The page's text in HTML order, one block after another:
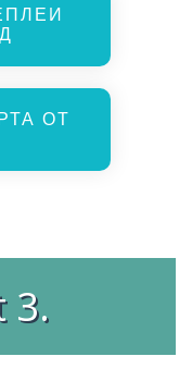
ОТ
3.